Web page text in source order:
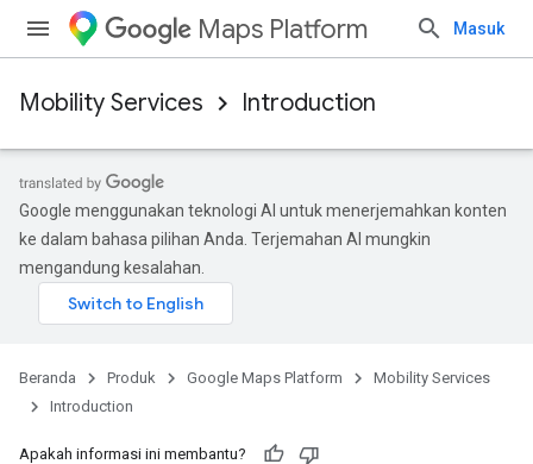
Maps Platform Masuk
Mobility Services Introduction
Google menggunakan teknologi AI untuk menerjemahkan konten
ke dalam bahasa pilihan Anda. Terjemahan AI mungkin
mengandung kesalahan.
Beranda Produk Google Maps Platform
Mobility Services
Introduction
Apakah informasi ini membantu?